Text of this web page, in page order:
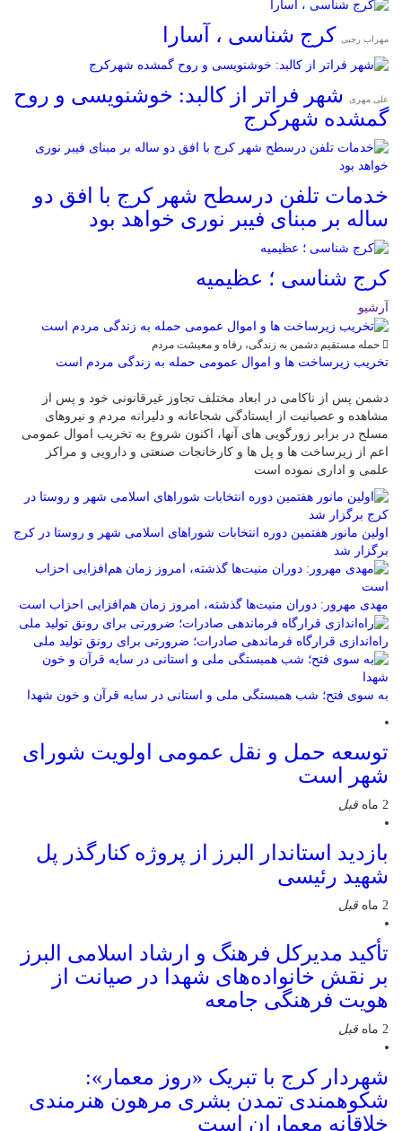
مهراب رجبی کرج شناسی ، آسارا
علی مهری
شهر فراتر از کالبد: خوشنویسی و روح
گمشده شهرکرج
خدمات تلفن درسطح شهر کرج با افق دو
ساله بر مبنای فیبر نوری خواهد بود
کرج شناسی ؛ عظیمیه
آرشیو
حمله مستقیم دشمن به زندگی، رفاه و معیشت مردم
تخریب زیرساخت ها و اموال عمومی حمله به زندگی مردم است
دشمن پس از ناکامی در ابعاد مختلف تجاوز غیرقانونی خود و پس از
مشاهده و عصبانیت از ایستادگی شجاعانه و دلیرانه مردم و نیروهای
مسلح در برابر زورگویی های آنها، اکنون شروع به تخریب اموال عمومی
اعم از زیرساخت ها و پل ها و کارخانجات صنعتی و دارویی و مراکز
علمی و اداری نموده است
اولین مانور هفتمین دوره انتخابات شوراهای اسلامی شهر و روستا در کرج
برگزار شد
مهدی مهرور: دوران منیت‌ها گذشته، امروز زمان هم‌افزایی احزاب است
راه‌اندازی قرارگاه فرماندهی صادرات؛ ضرورتی برای رونق تولید ملی
به سوی فتح؛ شب همبستگی ملی و استانی در سایه قرآن و خون شهدا
توسعه حمل و نقل عمومی اولویت شورای
شهر است
2 ماه قبل
بازدید استاندار البرز از پروژه کنارگذر پل
شهید رئیسی
2 ماه قبل
تأکید مدیرکل فرهنگ و ارشاد اسلامی البرز
بر نقش خانواده‌های شهدا در صیانت از
هویت فرهنگی جامعه
2 ماه قبل
شهردار کرج با تبریک «روز معمار»:
شکوهمندی تمدن بشری مرهون هنرمندی
خلاقانه معماران است